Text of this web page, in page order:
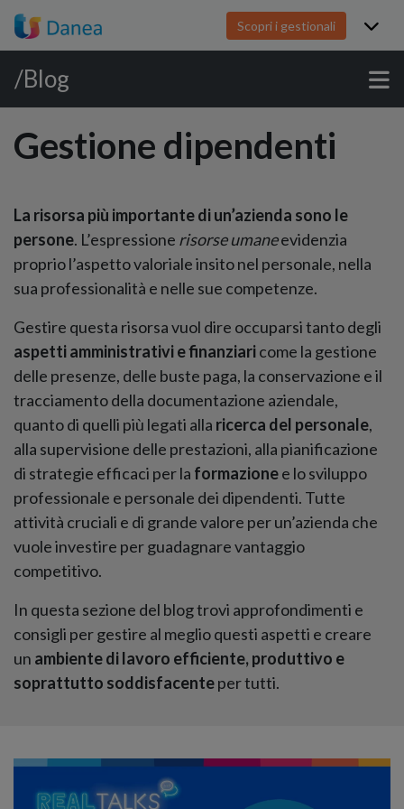
Scopri i gestionali
/Blog
Gestione dipendenti
La risorsa più importante di un’azienda sono le
persone. L’espressione risorse umaneevidenzia
proprio l’aspetto valoriale insito nel personale, nella
sua professionalità e nelle sue competenze.
Gestire questa risorsa vuol dire occuparsi tanto degli
aspetti amministrativi e finanziaricome la gestione
delle presenze, delle buste paga, la conservazione e il
tracciamento della documentazione aziendale,
quanto di quelli più legati alla ricerca del personale,
alla supervisione delle prestazioni, alla pianificazione
di strategie efficaci per la formazionee lo sviluppo
professionale e personale dei dipendenti. Tutte
attività cruciali e di grande valore per un’azienda che
vuole investire per guadagnare vantaggio
competitivo.
In questa sezione del blog trovi approfondimenti e
consigli per gestire al meglio questi aspetti e creare
un ambiente di lavoro efficiente, produttivo e
soprattutto soddisfacenteper tutti.